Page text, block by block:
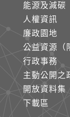
能源及減碳
人權資訊
廉政園地
公益資源（
行政事務
主動公開之
開放資料集
下載區